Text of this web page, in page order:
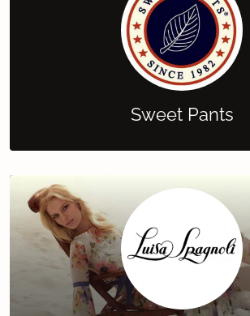
Sweet Pants